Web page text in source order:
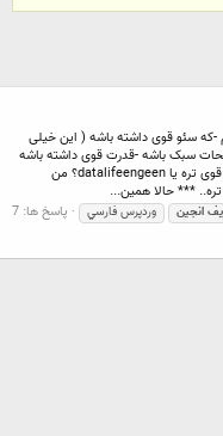
-که سئو قوی داشته باشه ( این خیلی
سبک باشه -قدرت قوی داشته باشه
-درست کردن قالبش هم راحت باشه wordpress قوی تره یا datalifeengeen؟ من
تره.. *** حالا همین...
انجین وردپرس فارسي
پاسخ ها: 7